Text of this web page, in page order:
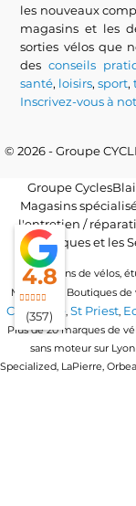
les nouveaux
magasins et les
sorties vélos que
desconseils
santé, loisirs,sport,
Inscrivez-vous à
© 2026 - Groupe
Groupe
Magasins
l'entretien /
électriques et les
Locations de vélos,
Magasins / Boutiques de
Craponne, St Priest,
Plus de 20 marques de
sans moteur sur
Specialized, LaPierre,
4.8
(357)